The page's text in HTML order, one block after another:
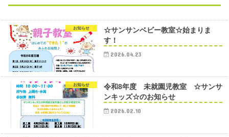
お知らせ
☆サンサンベビー教室☆始まりま
す！
2026.04.23
お知らせ
令和8年度 未就園児教室 ☆サンサ
ンキッズ☆のお知らせ
2026.02.10